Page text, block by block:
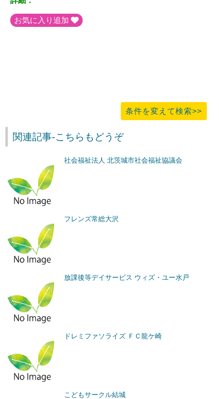
お気に入り追加
条件を変えて検索>>
関連記事-こちらもどうぞ
社会福祉法人 北茨城市社会福祉協議会
フレンズ常総大沢
放課後等デイサービス ウィズ・ユー水戸
ドレミファソライズ ＦＣ龍ケ崎
こどもサークル結城